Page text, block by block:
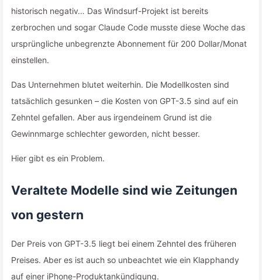
historisch negativ… Das Windsurf-Projekt ist bereits
zerbrochen und sogar Claude Code musste diese Woche das
ursprüngliche unbegrenzte Abonnement für 200 Dollar/Monat
einstellen.
Das Unternehmen blutet weiterhin. Die Modellkosten sind
tatsächlich gesunken – die Kosten von GPT-3.5 sind auf ein
Zehntel gefallen. Aber aus irgendeinem Grund ist die
Gewinnmarge schlechter geworden, nicht besser.
Hier gibt es ein Problem.
Veraltete Modelle sind wie Zeitungen
von gestern
Der Preis von GPT-3.5 liegt bei einem Zehntel des früheren
Preises. Aber es ist auch so unbeachtet wie ein Klapphandy
auf einer iPhone-Produktankündigung.